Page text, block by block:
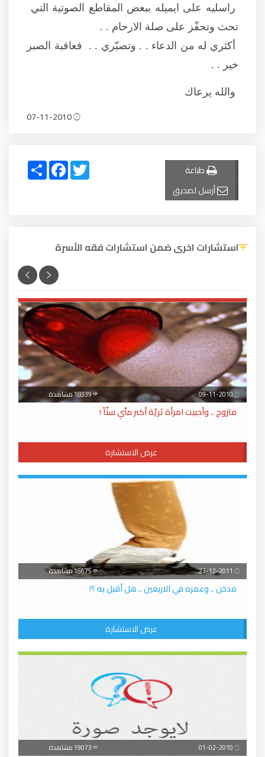
راسليه على ايميله ببعض المقاطع الصوتية التي
تحث وتحفّز على صلة الارحام . .
أكثري له من الدعاء . . وتصبّري . . فعاقبة الصبر
خير . .
والله يرعاك
طباعة
أرسل لصديق
Share
FacebookTwitter
استشارات اخرى ضمن استشارات فقه الأسرة
18339 مشاهدة
متزوج .. وأحببت امرأة ثريّة أكبر منّي سنّاً !
عرض الاستشارة
16675 مشاهدة
مدخن .. وعمره في الاربعين .. هل أقبل به ؟!
عرض الاستشارة